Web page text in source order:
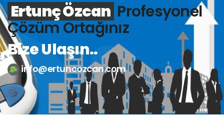
Ertunç Özcan Profesyonel
Çözüm Ortağınız
Bize Ulaşın..
info@ertuncozcan.com